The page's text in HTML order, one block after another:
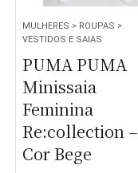
MULHERES > ROUPAS >
VESTIDOS E SAIAS
PUMA PUMA
Minissaia
Feminina
Re:collection –
Cor Bege